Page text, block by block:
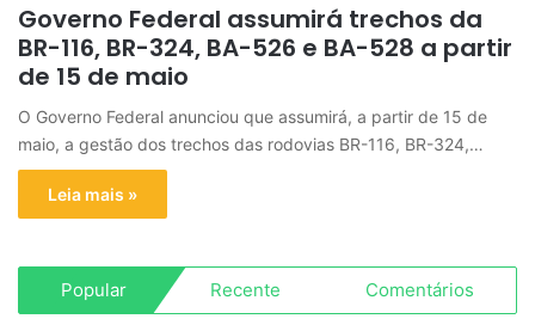
Governo Federal assumirá trechos da
BR-116, BR-324, BA-526 e BA-528 a partir
de 15 de maio
O Governo Federal anunciou que assumirá, a partir de 15 de
maio, a gestão dos trechos das rodovias BR-116, BR-324,…
Leia mais »
Popular Recente Comentários